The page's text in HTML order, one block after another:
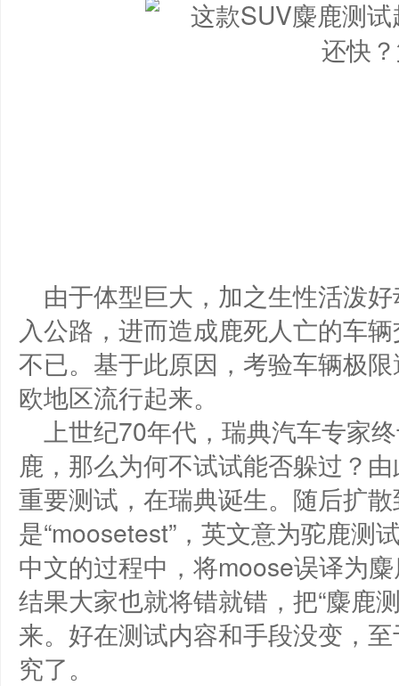
由于体型巨大，加之生性活泼
入公路，进而造成鹿死人亡的车
不已。基于此原因，考验车辆极
欧地区流行起来。
上世纪70年代，瑞典汽车专家
鹿，那么为何不试试能否躲过？
重要测试，在瑞典诞生。随后扩
是“moosetest”，英文意为驼鹿测
中文的过程中，将moose误译为
结果大家也就将错就错，把“麋鹿
来。好在测试内容和手段没变，
究了。